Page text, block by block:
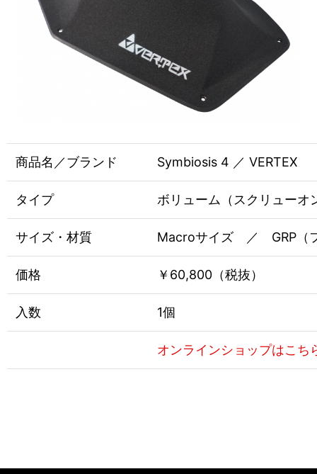
商品名／ブランド Symbiosis 4 ／ VERTEX
タイプ ボリューム（スクリューオ
サイズ・材質 Macroサイズ ／ GRP（
価格 ￥60,800（税抜）
入数 1個
オンラインショップはこち